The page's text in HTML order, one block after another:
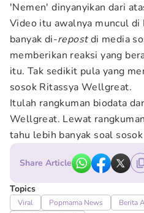
'Nemen' dinyanyikan dari
Video itu awalnya muncul di
banyak di-repostdi media
memberikan reaksi yang
itu. Tak sedikit pula yang
sosok Ritassya Wellgreat.
Itulah rangkuman biodata
Wellgreat. Lewat
tahu lebih banyak soal
Share Article
Topics
Viral Popmama News Berita